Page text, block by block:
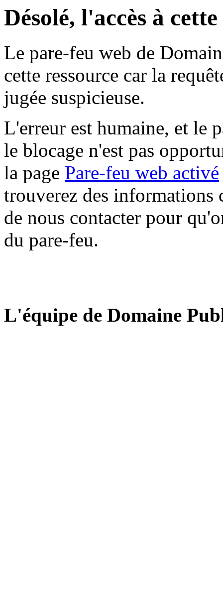
Désolé, l'accès à
Le pare-feu web de
cette ressource car la
jugée suspicieuse.
L'erreur est humaine, et le
le blocage n'est pas
la page Pare-feu web activé
trouverez des informations
de nous contacter pour
du pare-feu.
L'équipe de Domaine